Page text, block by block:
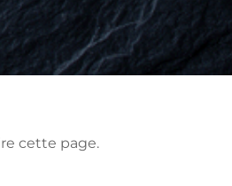
cette page.